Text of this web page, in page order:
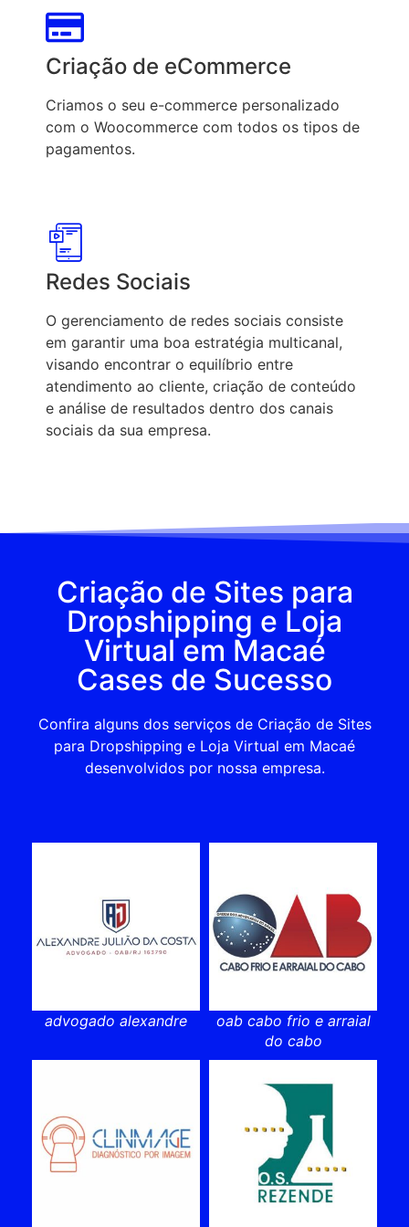
Criação de eCommerce
Criamos o seu e-commerce personalizado
com o Woocommerce com todos os tipos de
pagamentos.
Redes Sociais
O gerenciamento de redes sociais consiste
em garantir uma boa estratégia multicanal,
visando encontrar o equilíbrio entre
atendimento ao cliente, criação de conteúdo
e análise de resultados dentro dos canais
sociais da sua empresa.
Criação de Sites para
Dropshipping e Loja
Virtual em Macaé
Cases de Sucesso
Confira alguns dos serviços de Criação de Sites
para Dropshipping e Loja Virtual em Macaé
desenvolvidos por nossa empresa.
advogado alexandre
oab cabo frio e arraial
do cabo